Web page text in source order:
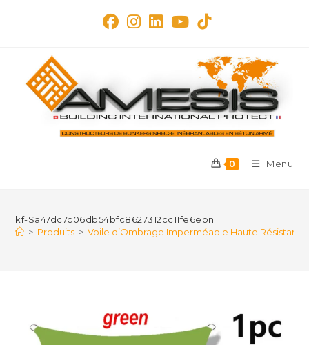
0 Menu
kf-Sa47dc7c06db54bfc8627312cc11fe6ebn
> Produits > Voile d’Ombrage Imperméable Haute